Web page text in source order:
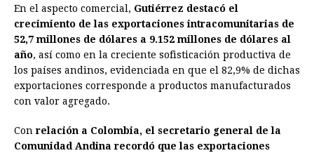
En el aspecto comercial, Gutiérrez destacó el
crecimiento de las exportaciones intracomunitarias de
52,7 millones de dólares a 9.152 millones de dólares al
año, así como en la creciente sofisticación productiva de
los países andinos, evidenciada en que el 82,9% de dichas
exportaciones corresponde a productos manufacturados
con valor agregado.
Con relación a Colombia, el secretario general de la
Comunidad Andina recordó que las exportaciones